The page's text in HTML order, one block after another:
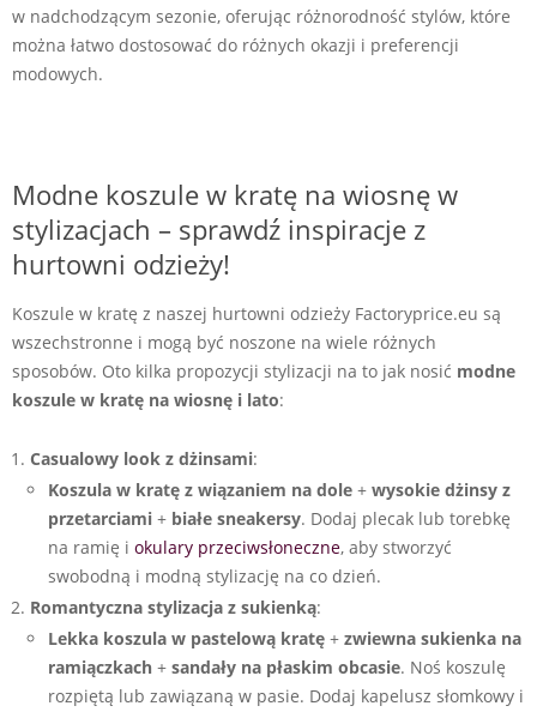
w nadchodzącym sezonie, oferując różnorodność stylów, które
można łatwo dostosować do różnych okazji i preferencji
modowych.
Modne koszule w kratę na wiosnę w
stylizacjach – sprawdź inspiracje z
hurtowni odzieży!
Koszule w kratę z naszej hurtowni odzieży Factoryprice.eu są
wszechstronne i mogą być noszone na wiele różnych
sposobów. Oto kilka propozycji stylizacji na to jak nosić modne
koszule w kratę na wiosnę i lato:
Casualowy look z dżinsami:
Koszula w kratę z wiązaniem na dole + wysokie dżinsy z
przetarciami + białe sneakersy. Dodaj plecak lub torebkę
na ramię i okulary przeciwsłoneczne, aby stworzyć
swobodną i modną stylizację na co dzień.
Romantyczna stylizacja z sukienką:
Lekka koszula w pastelową kratę + zwiewna sukienka na
ramiączkach + sandały na płaskim obcasie. Noś koszulę
rozpiętą lub zawiązaną w pasie. Dodaj kapelusz słomkowy i